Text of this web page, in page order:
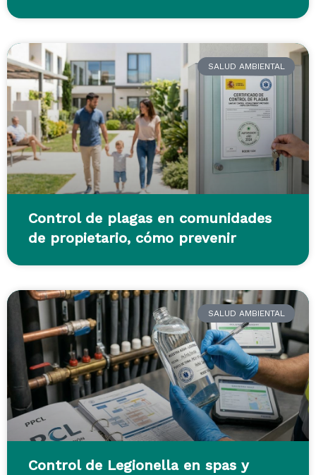
SALUD AMBIENTAL
Control de plagas en comunidades
de propietario, cómo prevenir
SALUD AMBIENTAL
Control de Legionella en spas y